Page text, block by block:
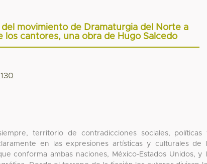
movimiento de Dramaturgia del Norte a
los cantores, una obra de Hugo Salcedo
territorio de contradicciones sociales, políticas
en las expresiones artísticas y culturales de
conforma ambas naciones, México-Estados Unidos, y